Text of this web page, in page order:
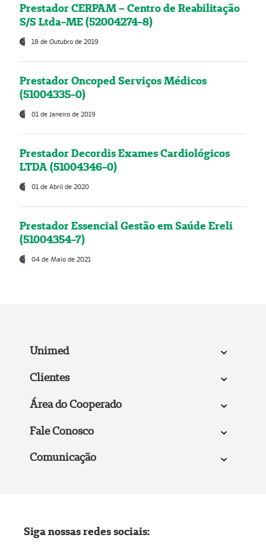
Prestador CERPAM – Centro de Reabilitação
S/S Ltda-ME (52004274-8)
18 de Outubro de 2019
Prestador Oncoped Serviços Médicos
(51004335-0)
01 de Janeiro de 2019
Prestador Decordis Exames Cardiológicos
LTDA (51004346-0)
01 de Abril de 2020
Prestador Essencial Gestão em Saúde Ereli
(51004354-7)
04 de Maio de 2021
Unimed
Clientes
Área do Cooperado
Fale Conosco
Comunicação
Siga nossas redes sociais: